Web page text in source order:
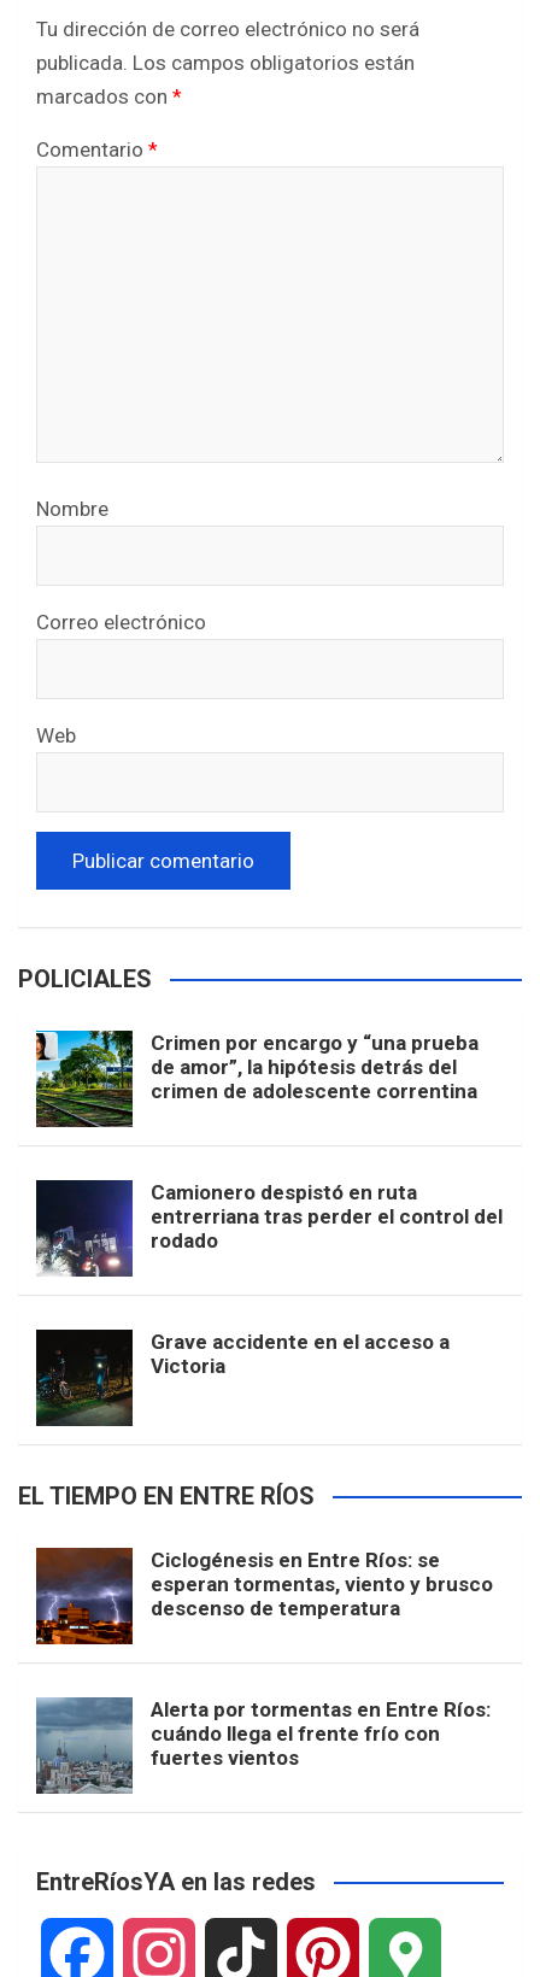
Tu dirección de correo electrónico no será
publicada. Los campos obligatorios están
marcados con *
Comentario *
Nombre
Correo electrónico
Web
POLICIALES
Crimen por encargo y “una prueba
de amor”, la hipótesis detrás del
crimen de adolescente correntina
Camionero despistó en ruta
entrerriana tras perder el control del
rodado
Grave accidente en el acceso a
Victoria
EL TIEMPO EN ENTRE RÍOS
Ciclogénesis en Entre Ríos: se
esperan tormentas, viento y brusco
descenso de temperatura
Alerta por tormentas en Entre Ríos:
cuándo llega el frente frío con
fuertes vientos
EntreRíosYA en las redes